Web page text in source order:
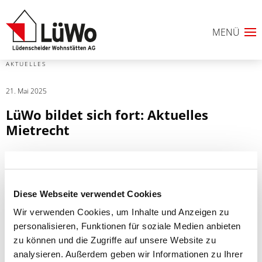
Diese Webseite verwendet Cookies
Wir verwenden Cookies, um Inhalte und Anzeigen zu
personalisieren, Funktionen für soziale Medien anbieten
zu können und die Zugriffe auf unsere Website zu
analysieren. Außerdem geben wir Informationen zu Ihrer
AKTUELLES
21. Mai 2025
LüWo bildet sich fort: Aktuelles
Mietrecht
Herr Baba hat an der Veranstaltungsreihe „Aktuelles
In der Veranstaltung wurden aktuelle mietrechtsspezifische
Themen behandelt. Zu Beginn wurde über den Stand der
Koalitionsverhandlungen sowie über gesetzliche
Neuerungen im Mietrecht informiert, insbesondere zur
Mietpreisbremse.
0
ANFRAGELISTE